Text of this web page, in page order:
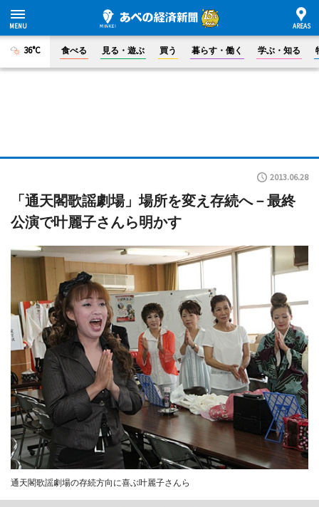
36°C 食べる 見る・遊ぶ 買う 暮らす・働く 学ぶ・知る
2013.06.28
「通天閣歌謡劇場」場所を変え存続へ－最終
公演で叶麗子さんら明かす
通天閣歌謡劇場の存続方向に喜ぶ叶麗子さんら